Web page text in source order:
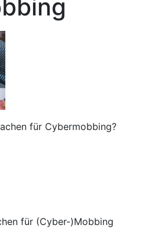
für Cybermobbing?
für (Cyber-)Mobbing